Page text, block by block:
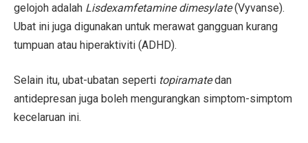
gelojoh adalah Lisdexamfetamine dimesylate(Vyvanse).
Ubat ini juga digunakan untuk merawat gangguan kurang
tumpuan atau hiperaktiviti (ADHD).
Selain itu, ubat-ubatan seperti topiramatedan
antidepresan juga boleh mengurangkan simptom-simptom
kecelaruan ini.